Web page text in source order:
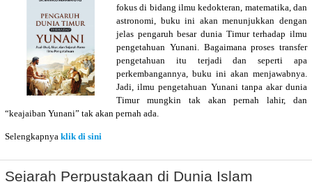
fokus di bidang ilmu kedokteran, matematika, dan
astronomi, buku ini akan menunjukkan dengan
jelas pengaruh besar dunia Timur terhadap ilmu
pengetahuan Yunani. Bagaimana proses transfer
pengetahuan itu terjadi dan seperti apa
perkembangannya, buku ini akan menjawabnya.
Jadi, ilmu pengetahuan Yunani tanpa akar dunia
Timur mungkin tak akan pernah lahir, dan
“keajaiban Yunani” tak akan pernah ada.
Selengkapnya klik di sini
Sejarah Perpustakaan di Dunia Islam